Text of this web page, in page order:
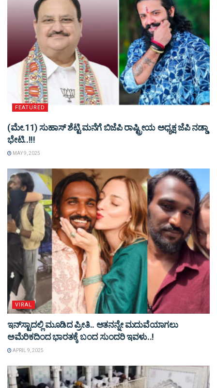
FEATURED
(ಮೇ.11) ಸುಹಾಸ್ ಶೆಟ್ಟಿ ಮನೆಗೆ ಬಿಜೆಪಿ ರಾಷ್ಟ್ರೀಯ ಅಧ್ಯಕ್ಷ ಜೆಪಿ ನಡ್ಡಾ
ಭೇಟಿ..!!!
MAY 9, 2025
VIRAL
ಇನ್​ಸ್ಟಾದಲ್ಲಿ ಮೂಡಿದ ಪ್ರೀತಿ.. ಆತನನ್ನೇ ಮದುವೆಯಾಗಲು
ಅಮೆರಿಕದಿಂದ ಭಾರತಕ್ಕೆ ಬಂದ ಸುಂದರಿ ಇವಳು..!
APRIL 9, 2025